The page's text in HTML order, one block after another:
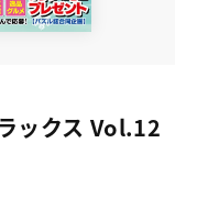
ックス Vol.12